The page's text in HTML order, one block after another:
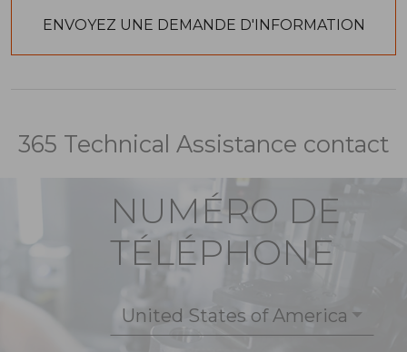
365 Technical Assistance contact
NUMÉRO DE
TÉLÉPHONE
United States of America